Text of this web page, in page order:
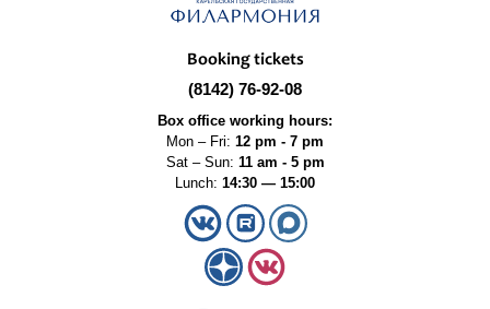
Booking tickets
(8142) 76-92-08
Box office working hours:
Mon – Fri: 12 pm - 7 pm
Sat – Sun: 11 am - 5 pm
Lunch: 14:30 — 15:00